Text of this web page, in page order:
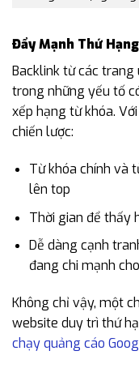
Đẩy Mạnh Thứ
Backlink từ các
trong những yếu tố
xếp hạng từ khóa.
chiến lược:
Từ khóa chính và
lên top
Thời gian để thấy
Dễ dàng cạnh
đang chi mạnh
Không chỉ vậy, một
website duy trì thứ
chạy quảng cáo